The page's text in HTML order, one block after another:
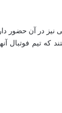
که تیم فوتبال